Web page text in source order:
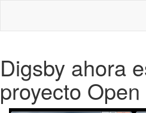
Digsby ahora
proyecto